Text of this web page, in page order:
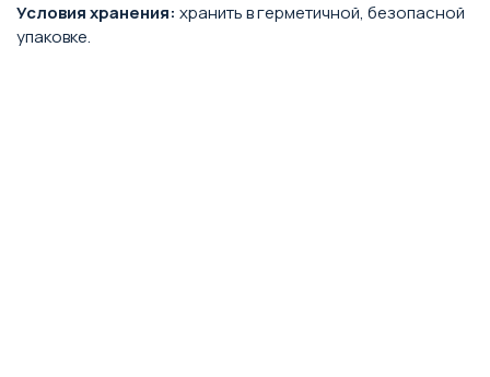
Условия хранения: хранить в герметичной, безопасной
упаковке.